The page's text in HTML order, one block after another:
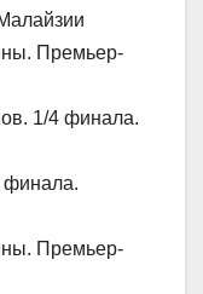
Премьер-
1/4 финала.
финала.
Премьер-